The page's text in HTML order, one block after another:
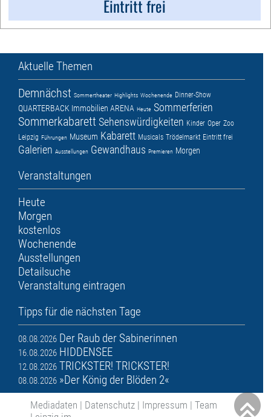
Eintritt frei
Aktuelle Themen
Demnächst Sommertheater Highlights Wochenende Dinner-Show
QUARTERBACK Immobilien ARENA Heute Sommerferien
Sommerkabarett Sehenswürdigkeiten Kinder Oper Zoo
Leipzig Führungen Museum Kabarett Musicals Trödelmarkt Eintritt frei
Galerien Ausstellungen Gewandhaus Premieren Morgen
Veranstaltungen
Heute
Morgen
kostenlos
Wochenende
Ausstellungen
Detailsuche
Veranstaltung eintragen
Tipps für die nächsten Tage
08.08.2026 Der Raub der Sabinerinnen
16.08.2026 HIDDENSEE
12.08.2026 TRICKSTER! TRICKSTER!
08.08.2026 »Der König der Blöden 2«
Mediadaten | Datenschutz | Impressum | Team